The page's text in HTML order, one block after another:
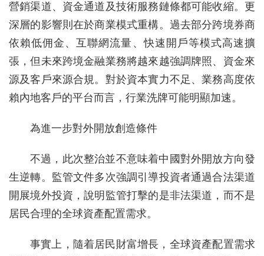
營銷渠道、資金通道及技術服務鏈條都可能收縮。更
深層的影響則在於商業模式重構。過去部分跨境券商
依賴低佣金、互聯網流量、快速開戶等模式高速擴
張，但未來跨境金融業務將越來越強調牌照、資金來
源及客戶來源合規。對於資本實力不足、業務高度依
賴內地客戶的平台而言，行業洗牌可能明顯加速。
為進一步對外開放創造條件
不過，此次整治並不意味着中國對外開放方向發
生逆轉。監管文件多次強調引導投資者通過合法渠道
開展境外投資，說明監管打擊的是非法渠道，而不是
居民合理的全球資產配置需求。
事實上，隨着居民財富增長，全球資產配置需求